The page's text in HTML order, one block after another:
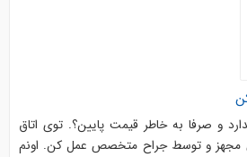
و صرفا به خاطر قیمت پایین؟. توی اتاق
مجهز و توسط جراح متخصص عمل کن. اونم